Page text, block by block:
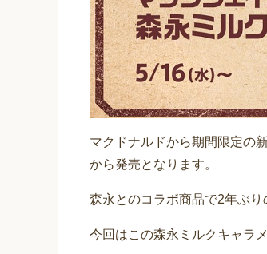
マクドナルドから期間限定の
から発売となります。
森永とのコラボ商品で2年ぶり
今回はこの森永ミルクキャラ